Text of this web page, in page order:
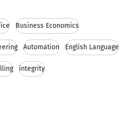
Business Economics
Automation English Language
integrity